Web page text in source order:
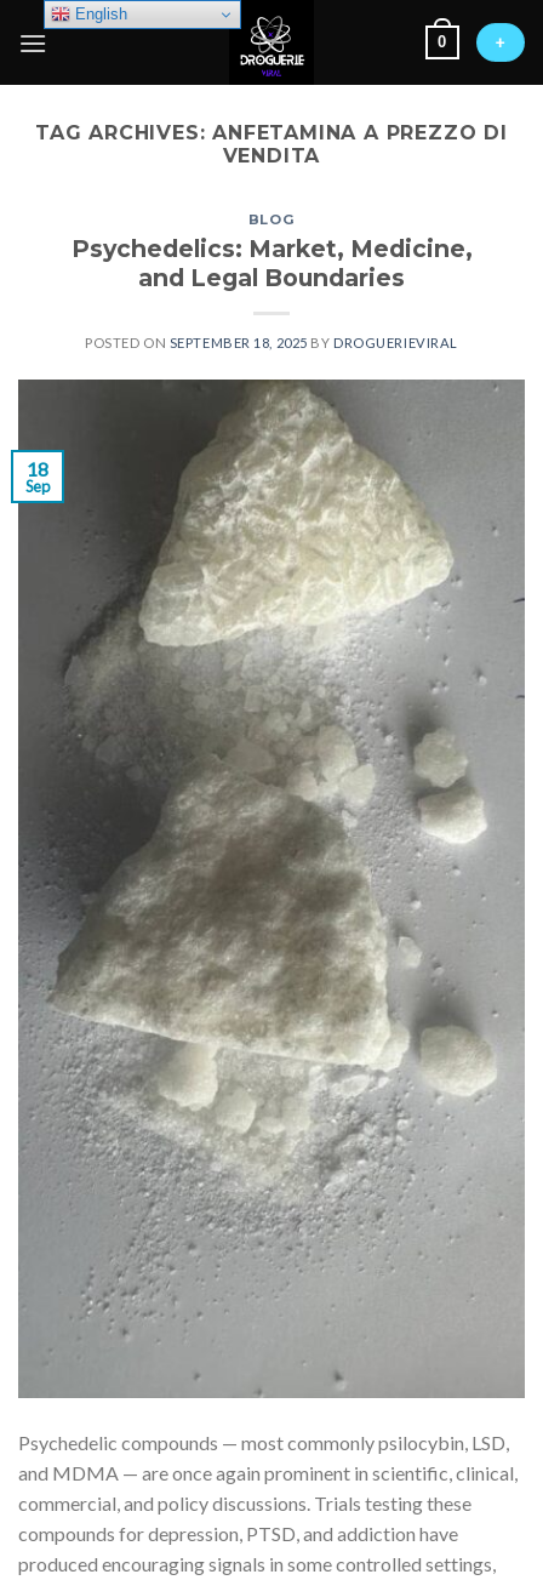
0 +
TAG ARCHIVES:ANFETAMINA A PREZZO DI
VENDITA
BLOG
Psychedelics: Market, Medicine,
and Legal Boundaries
POSTED ON SEPTEMBER 18, 2025 BY DROGUERIEVIRAL
18
Sep
Psychedelic compounds — most commonly psilocybin, LSD,
and MDMA — are once again prominent in scientific, clinical,
commercial, and policy discussions. Trials testing these
compounds for depression, PTSD, and addiction have
produced encouraging signals in some controlled settings,
English